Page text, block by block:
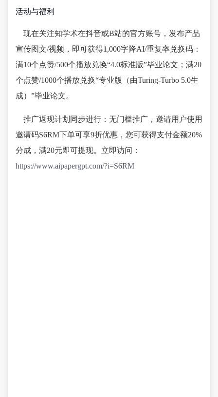
活动与福利
现在关注知学术在抖音或B站的官方账号，发布产品
宣传图文/视频，即可获得1,000字降AI/重复率兑换码：
满10个点赞/500个播放兑换“4.0标准版”毕业论文；满20
个点赞/1000个播放兑换“专业版（由Turing-Turbo 5.0生
成）”毕业论文。
推广返现计划同步进行：无门槛推广，邀请用户使用
邀请码S6RM下单可享9折优惠，您可获得支付金额20%
分成，满20元即可提现。立即访问：
https://www.aipapergpt.com/?i=S6RM